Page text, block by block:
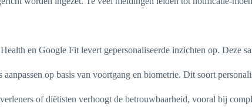
en Google Fit levert gepersonaliseerde inzichten op. Deze
op basis van voortgang en biometrie. Dit soort
of diëtisten verhoogt de betrouwbaarheid, vooral bij